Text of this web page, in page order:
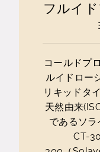
フルイ
コールドプ
ルイドロー
リキッドタ
天然由来
であるソ
CT-